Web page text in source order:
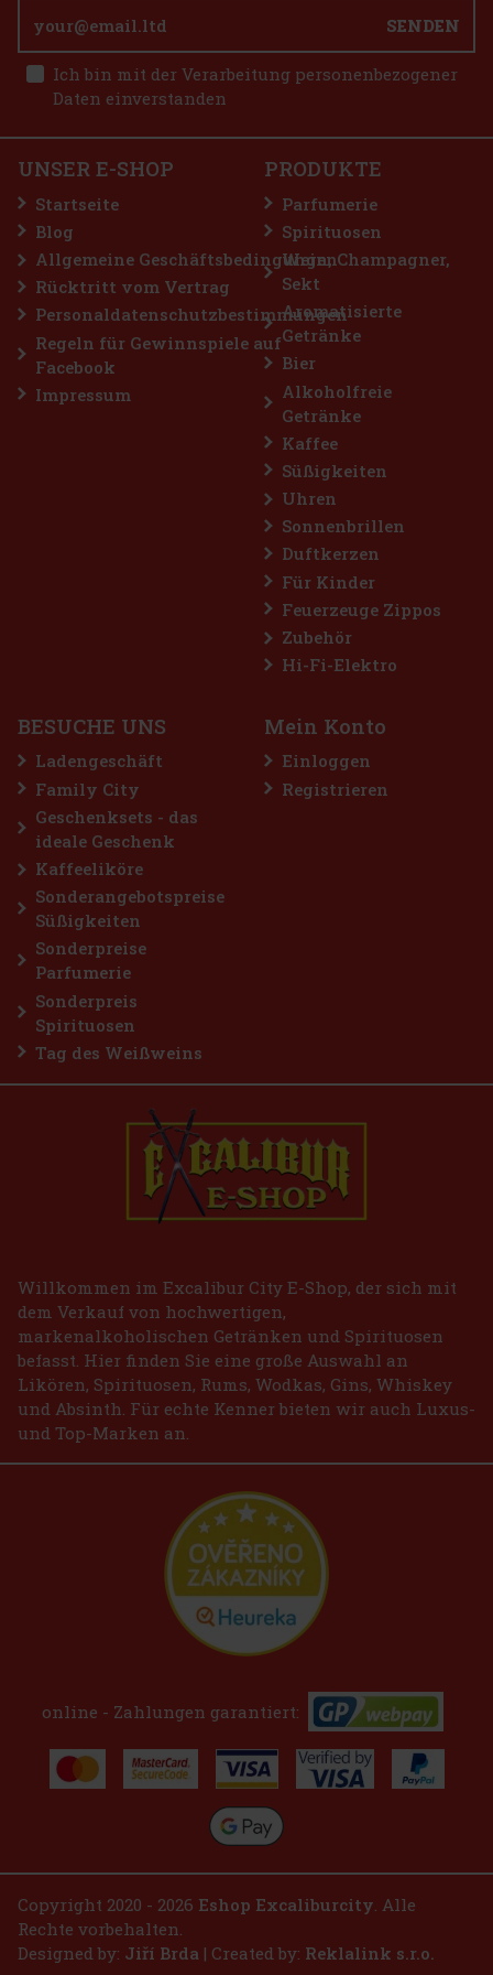
Bestellen
Airwaves Extreme Dragees Dose 64 g
AUF LAGER(> 5 st)
eine besonders intensive Menthol-Erfrischung wünschen. Die
kraftvolle Kombination aus kühlenden Menthol-Noten sorgt für ein
sofortiges Frischegefühl und lang anhaltenden frischen Atem. Di
2.04 € ohne VAT
Airwaves Cassis Dragees Dose 64 g
AIRWAVES Cool Cassis sind zuckerfreie Kaugummis, die den
intensiven Geschmack von schwarzen Johannisbeeren mit einer
ausgeprägten Menthol-Frische verbinden. Die originelle
SENDEN
Ich bin mit der Verarbeitung personenbezogener
Daten einverstanden
UNSER E-SHOP
Startseite
Blog
Allgemeine Geschäftsbedingungen
Rücktritt vom Vertrag
Personaldatenschutzbestimmungen
Regeln für Gewinnspiele auf
Facebook
Impressum
PRODUKTE
Parfumerie
Spirituosen
Wein, Champagner,
Sekt
Aromatisierte
Getränke
Bier
Alkoholfreie
Getränke
Kaffee
Süßigkeiten
Uhren
Sonnenbrillen
Duftkerzen
Für Kinder
Feuerzeuge Zippos
Zubehör
Hi-Fi-Elektro
BESUCHE UNS
Ladengeschäft
Family City
Geschenksets - das
ideale Geschenk
Kaffeeliköre
Sonderangebotspreise
Süßigkeiten
Sonderpreise
Parfumerie
Sonderpreis
Spirituosen
Tag des Weißweins
Mein Konto
Einloggen
Registrieren
Willkommen im Excalibur City E-Shop, der sich mit
dem Verkauf von hochwertigen,
markenalkoholischen Getränken und Spirituosen
befasst. Hier finden Sie eine große Auswahl an
Likören, Spirituosen, Rums, Wodkas, Gins, Whiskey
und Absinth. Für echte Kenner bieten wir auch Luxus-
und Top-Marken an.
online - Zahlungen garantiert:
Copyright 2020 - 2026 Eshop Excaliburcity. Alle
Rechte vorbehalten.
Designed by: Jiří Brda | Created by: Reklalink s.r.o.